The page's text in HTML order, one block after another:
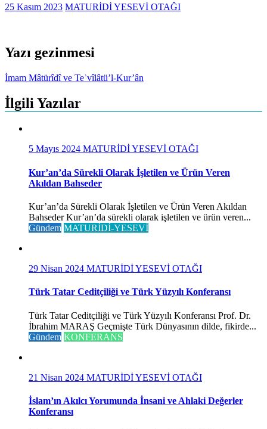
25 Kasım 2023 MATURİDİ YESEVİ OTAĞI
Yazı gezinmesi
İmam Mâtürîdî ve Teʾvîlâtü’l-Kur’ân
İlgili Yazılar
5 Mayıs 2024 MATURİDİ YESEVİ OTAĞI
Kur’an’da Sürekli Olarak İşletilen ve Ürün Veren
Akıldan Bahseder
Kur’an’da Sürekli Olarak İşletilen ve Ürün Veren Akıldan
Bahseder Kur’an’da sürekli olarak işletilen ve ürün veren...
Gündem MATURİDİ-YESEVİ
29 Nisan 2024 MATURİDİ YESEVİ OTAĞI
Türk Tatar Ceditçiliği ve Türk Yüzyılı Konferansı
Türk Tatar Ceditçiliği ve Türk Yüzyılı Konferansı Prof. Dr.
İbrahim MARAŞ Geçmişte Türk Dünyasının dilde, fikirde...
Gündem KONFERANS
21 Nisan 2024 MATURİDİ YESEVİ OTAĞI
İslam’ın Akılcı Yorumunda İnsani ve Ahlaki Değerler
Konferansı